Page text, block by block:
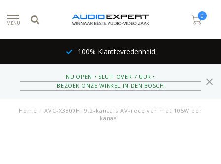
MENU
0
Inruil mogelijk
NU OPEN • SLUIT OVER 7 UUR •
BEZOEK ONZE WINKEL IN DEN BOSCH
Home / AVC-X3800H: 9.2-kanaals AV-receiver met 105W per
kanaal